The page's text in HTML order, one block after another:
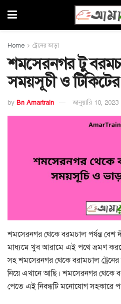
Home ট্রেনের ভাড়া
শমসেরনগর টু
সময়সূচী ও
by Bn Amartrain জানুয়ারি 10, 2023
শমসেরনগর থেকে বরমচাল পর্যন্ত বেশ
মাধ্যমে খুব আরামে এই পথে ভ্রমণ
সহ শমসেরনগর থেকে বরামচাল
নিয়ে এখানে আছি। শমসেরনগর থেকে
পেতে এই নিবন্ধটি মনোযোগ সহকারে